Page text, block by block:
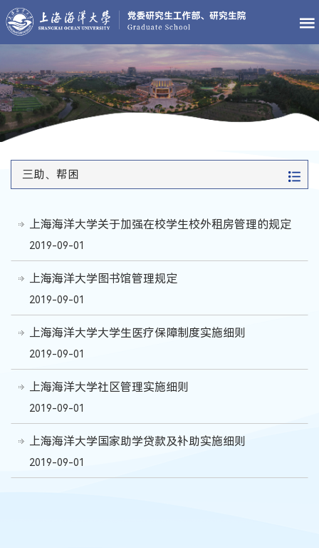
三助、帮困
上海海洋大学关于加强在校学生校外租房管理的规定
2019-09-01
上海海洋大学图书馆管理规定
2019-09-01
上海海洋大学大学生医疗保障制度实施细则
2019-09-01
上海海洋大学社区管理实施细则
2019-09-01
上海海洋大学国家助学贷款及补助实施细则
2019-09-01